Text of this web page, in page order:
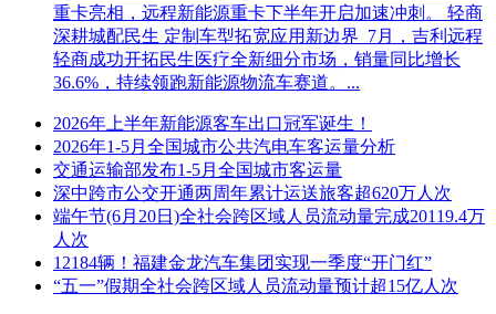
重卡亮相，远程新能源重卡下半年开启加速冲刺。 轻商
深耕城配民生 定制车型拓宽应用新边界 7月，吉利远程
轻商成功开拓民生医疗全新细分市场，销量同比增长
36.6%，持续领跑新能源物流车赛道。...
2026年上半年新能源客车出口冠军诞生！
2026年1-5月全国城市公共汽电车客运量分析
交通运输部发布1-5月全国城市客运量
深中跨市公交开通两周年累计运送旅客超620万人次
端午节(6月20日)全社会跨区域人员流动量完成20119.4万
人次
12184辆！福建金龙汽车集团实现一季度“开门红”
“五一”假期全社会跨区域人员流动量预计超15亿人次